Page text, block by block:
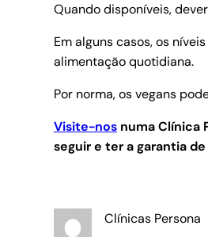
Quando disponíveis,
Em alguns casos, os
alimentação quotidiana.
Por norma, os vegans
Visite-nos numa Clínica
seguir e ter a garantia
Clínicas Persona